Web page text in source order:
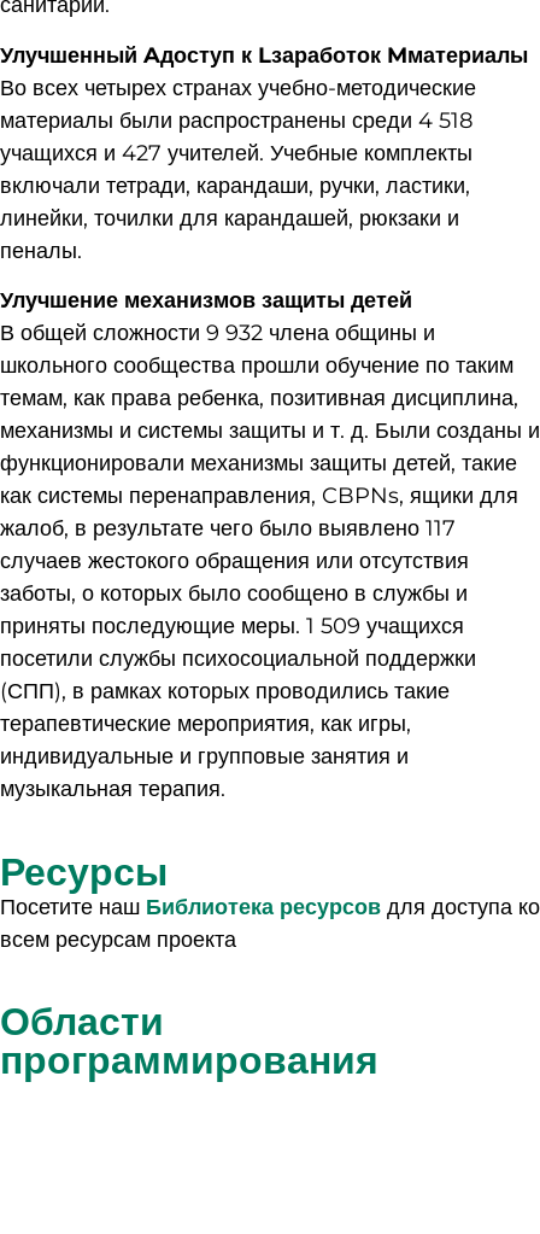
Улучшенный Aдоступ к Lзаработок Mматериалы
Во всех четырех странах учебно-методические
материалы были распространены среди 4 518
учащихся и 427 учителей. Учебные комплекты
включали тетради, карандаши, ручки, ластики,
линейки, точилки для карандашей, рюкзаки и
пеналы.
Улучшение механизмов защиты детей
В общей сложности 9 932 члена общины и
школьного сообщества прошли обучение по таким
темам, как права ребенка, позитивная дисциплина,
механизмы и системы защиты и т. д. Были созданы и
функционировали механизмы защиты детей, такие
как системы перенаправления, CBPNs, ящики для
жалоб, в результате чего было выявлено 117
случаев жестокого обращения или отсутствия
заботы, о которых было сообщено в службы и
приняты последующие меры. 1 509 учащихся
посетили службы психосоциальной поддержки
(СПП), в рамках которых проводились такие
терапевтические мероприятия, как игры,
индивидуальные и групповые занятия и
музыкальная терапия.
Ресурсы
Посетите наш Библиотека ресурсов для доступа ко
всем ресурсам проекта
Области
программирования